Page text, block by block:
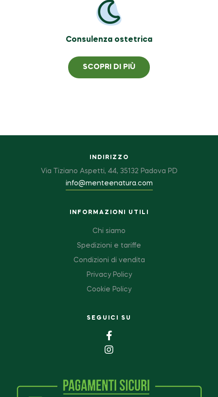
Consulenza ostetrica
SCOPRI DI PIÙ
INDIRIZZO
Via Tiziano Aspetti, 44, 35132 Padova PD
info@menteenatura.com
INFORMAZIONI UTILI
Chi siamo
Spedizioni e tariffe
Condizioni di vendita
Privacy Policy
Cookie Policy
SEGUICI SU